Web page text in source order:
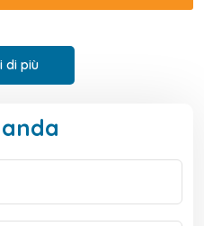
di più